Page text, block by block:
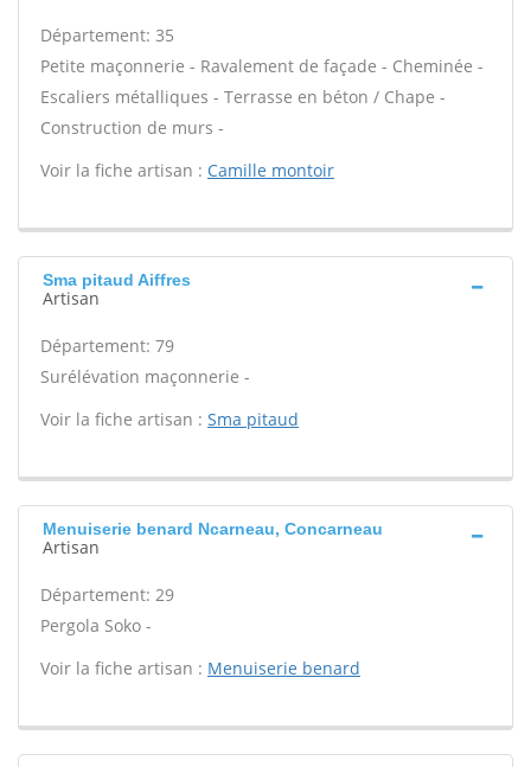
Département: 35
Petite maçonnerie - Ravalement de façade - Cheminée -
Escaliers métalliques - Terrasse en béton / Chape -
Construction de murs -
Voir la fiche artisan : Camille montoir
Sma pitaud Aiffres
Artisan
Département: 79
Surélévation maçonnerie -
Voir la fiche artisan : Sma pitaud
Menuiserie benard Ncarneau, Concarneau
Artisan
Département: 29
Pergola Soko -
Voir la fiche artisan : Menuiserie benard